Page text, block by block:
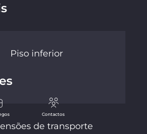
Contactos
Piso inferior
de transporte